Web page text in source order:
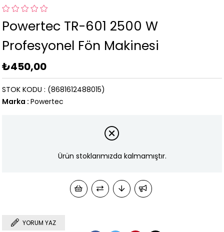
Powertec TR-601 2500 W
Profesyonel Fön Makinesi
₺450,00
STOK KODU
(8681612488015)
Marka : Powertec
Ürün stoklarımızda kalmamıştır.
YORUM YAZ